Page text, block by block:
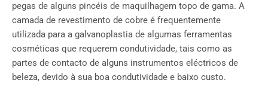
pegas de alguns pincéis de maquilhagem topo de gama. A
camada de revestimento de cobre é frequentemente
utilizada para a galvanoplastia de algumas ferramentas
cosméticas que requerem condutividade, tais como as
partes de contacto de alguns instrumentos eléctricos de
beleza, devido à sua boa condutividade e baixo custo.